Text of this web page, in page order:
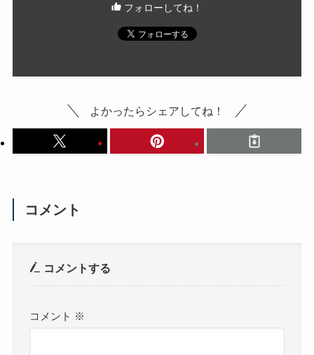
フォローしてね！
よかったらシェアしてね！
コメント
コメントする
コメント ※